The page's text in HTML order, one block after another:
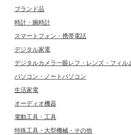
ブランド品
時計・腕時計
スマートフォン・携帯電話
デジタル家電
デジタルカメラ一眼レフ・レンズ・フィル
パソコン・ノートパソコン
生活家電
オーディオ機器
電動工具・工具
特殊工具・大型機械・その他